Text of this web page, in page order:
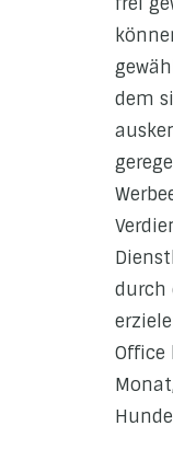
dem
durch
Office